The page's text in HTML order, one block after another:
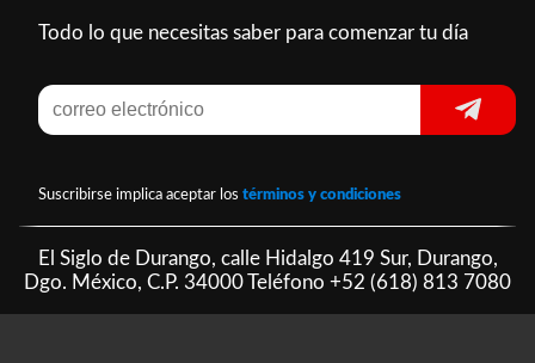
Todo lo que necesitas saber para comenzar tu día
Suscribirse implica aceptar los términos y condiciones
El Siglo de Durango, calle Hidalgo 419 Sur, Durango,
Dgo. México, C.P. 34000 Teléfono +52 (618) 813 7080